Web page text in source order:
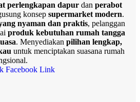
perlengkapan dapur dan perabot
konsep supermarket modern.
nyaman dan praktis, pelanggan
produk kebutuhan rumah tangga
. Menyediakan pilihan lengkap,
untuk menciptakan suasana rumah
Facebook Link